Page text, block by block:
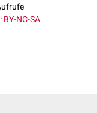
BY-NC-SA